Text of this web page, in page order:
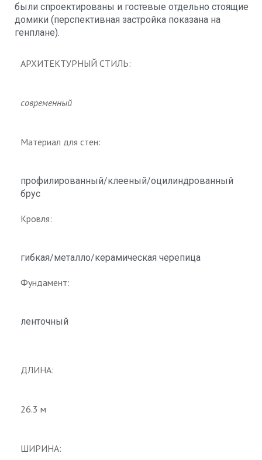
были спроектированы и гостевые отдельно стоящие
домики (перспективная застройка показана на
генплане).
АРХИТЕКТУРНЫЙ СТИЛЬ:
современный
Материал для стен:
профилированный/клееный/оцилиндрованный
брус
Кровля:
гибкая/металло/керамическая черепица
Фундамент:
ленточный
ДЛИНА:
26.3 м
ШИРИНА: